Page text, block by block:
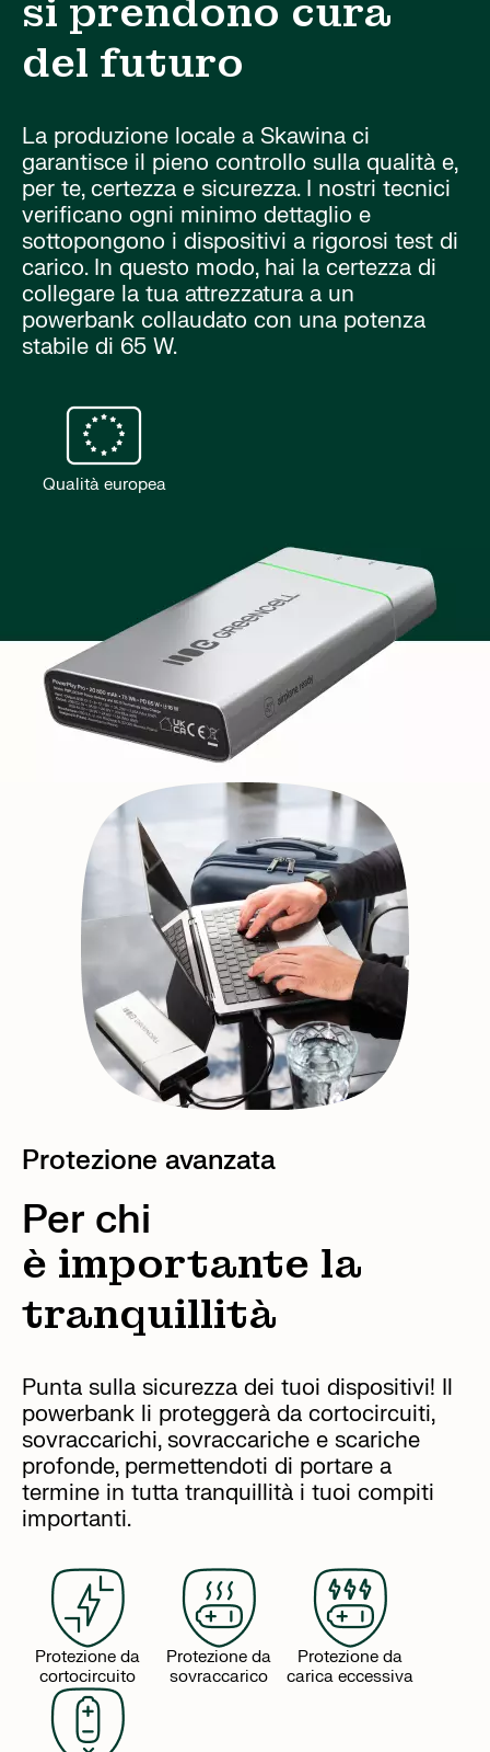
si prendono cura
del futuro
La produzione locale a Skawina ci
garantisce il pieno controllo sulla qualità e,
per te, certezza e sicurezza. I nostri tecnici
verificano ogni minimo dettaglio e
sottopongono i dispositivi a rigorosi test di
carico. In questo modo, hai la certezza di
collegare la tua attrezzatura a un
powerbank collaudato con una potenza
stabile di 65 W.
Qualità europea
Protezione avanzata
Per chi
è importante la
tranquillità
Punta sulla sicurezza dei tuoi dispositivi! Il
powerbank li proteggerà da cortocircuiti,
sovraccarichi, sovraccariche e scariche
profonde, permettendoti di portare a
termine in tutta tranquillità i tuoi compiti
importanti.
Protezione da
cortocircuito
Protezione da
sovraccarico
Protezione da
carica eccessiva